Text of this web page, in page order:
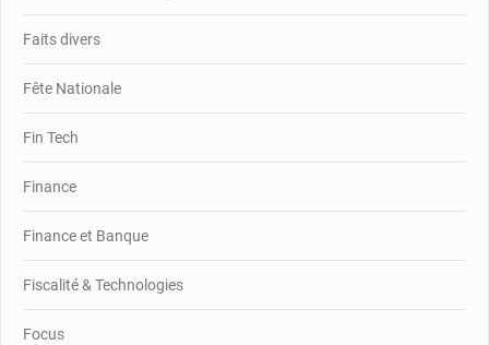
Faits divers
Fête Nationale
Fin Tech
Finance
Finance et Banque
Fiscalité & Technologies
Focus